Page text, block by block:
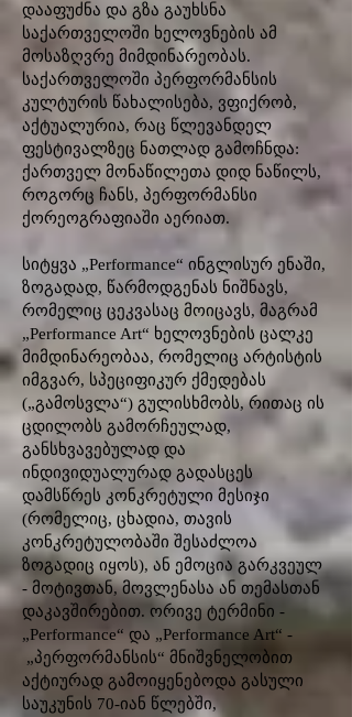
დააფუძნა და გზა გაუხსნა
საქართველოში ხელოვნების ამ
მოსაზღვრე მიმდინარეობას.
საქართველოში პერფორმანსის
კულტურის წახალისება, ვფიქრობ,
აქტუალურია, რაც წლევანდელ
ფესტივალზეც ნათლად გამოჩნდა:
ქართველ მონაწილეთა დიდ ნაწილს,
როგორც ჩანს, პერფორმანსი
ქორეოგრაფიაში აერიათ.
სიტყვა „Performance“ ინგლისურ ენაში,
ზოგადად, წარმოდგენას ნიშნავს,
რომელიც ცეკვასაც მოიცავს, მაგრამ
„Performance Art“ ხელოვნების ცალკე
მიმდინარეობაა, რომელიც არტისტის
იმგვარ, სპეციფიკურ ქმედებას
(„გამოსვლა“) გულისხმობს, რითაც ის
ცდილობს გამორჩეულად,
განსხვავებულად და
ინდივიდუალურად გადასცეს
დამსწრეს კონკრეტული მესიჯი
(რომელიც, ცხადია, თავის
კონკრეტულობაში შესაძლოა
ზოგადიც იყოს), ან ემოცია გარკვეულ
- მოტივთან, მოვლენასა ან თემასთან
დაკავშირებით. ორივე ტერმინი -
„Performance“ და „Performance Art“ -
„პერფორმანსის“ მნიშვნელობით
აქტიურად გამოიყენებოდა გასული
საუკუნის 70-იან წლებში,